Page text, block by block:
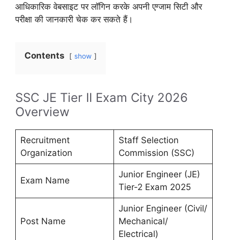
आधिकारिक वेबसाइट पर लॉगिन करके अपनी एग्जाम सिटी और
परीक्षा की जानकारी चेक कर सकते हैं।
Contents show
SSC JE Tier II Exam City 2026
Overview
Recruitment
Organization
Staff Selection
Commission (SSC)
Exam Name
Junior Engineer (JE)
Tier-2 Exam 2025
Post Name
Junior Engineer (Civil/
Mechanical/
Electrical)